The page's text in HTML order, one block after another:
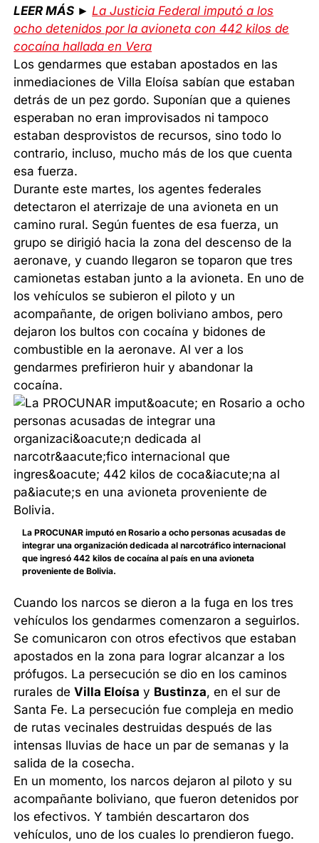
LEER MÁS ►La Justicia Federal imputó a los
ocho detenidos por la avioneta con 442 kilos de
cocaína hallada en Vera
Los gendarmes que estaban apostados en las
inmediaciones de Villa Eloísa sabían que estaban
detrás de un pez gordo. Suponían que a quienes
esperaban no eran improvisados ni tampoco
estaban desprovistos de recursos, sino todo lo
contrario, incluso, mucho más de los que cuenta
esa fuerza.
Durante este martes, los agentes federales
detectaron el aterrizaje de una avioneta en un
camino rural. Según fuentes de esa fuerza, un
grupo se dirigió hacia la zona del descenso de la
aeronave, y cuando llegaron se toparon que tres
camionetas estaban junto a la avioneta. En uno de
los vehículos se subieron el piloto y un
acompañante, de origen boliviano ambos, pero
dejaron los bultos con cocaína y bidones de
combustible en la aeronave. Al ver a los
gendarmes prefirieron huir y abandonar la
cocaína.
La PROCUNAR imputó en Rosario a ocho personas acusadas de
integrar una organización dedicada al narcotráfico internacional
que ingresó 442 kilos de cocaína al país en una avioneta
proveniente de Bolivia.
Cuando los narcos se dieron a la fuga en los tres
vehículos los gendarmes comenzaron a seguirlos.
Se comunicaron con otros efectivos que estaban
apostados en la zona para lograr alcanzar a los
prófugos. La persecución se dio en los caminos
rurales deVilla Eloísa y Bustinza, en el sur de
Santa Fe. La persecución fue compleja en medio
de rutas vecinales destruidas después de las
intensas lluvias de hace un par de semanas y la
salida de la cosecha.
En un momento, los narcos dejaron al piloto y su
acompañante boliviano, que fueron detenidos por
los efectivos. Y también descartaron dos
vehículos, uno de los cuales lo prendieron fuego.